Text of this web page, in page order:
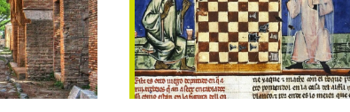
2002
‘Zij...
Kocken over zijn rol op het
Geschiedenis...